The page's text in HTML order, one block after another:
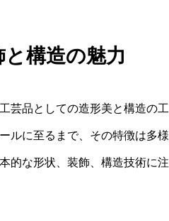
構造の魅力
芸品としての造形美と構造の工
ルに至るまで、その特徴は多様
的な形状、装飾、構造技術に注